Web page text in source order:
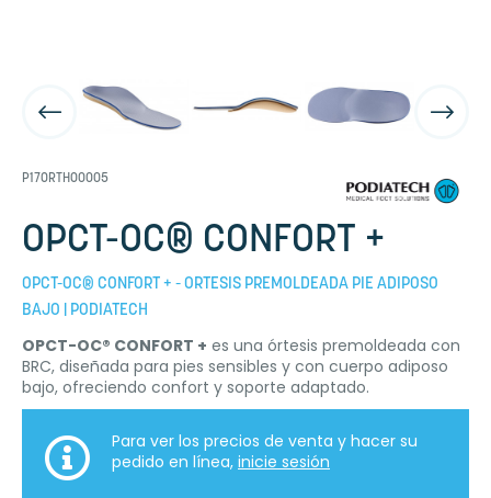
P17ORTHO0005
OPCT-OC® CONFORT +
OPCT-OC® CONFORT + - ORTESIS PREMOLDEADA PIE ADIPOSO
BAJO | PODIATECH
OPCT-OC® CONFORT + es una órtesis premoldeada con
BRC, diseñada para pies sensibles y con cuerpo adiposo
bajo, ofreciendo confort y soporte adaptado.
Para ver los precios de venta y hacer su
pedido en línea, inicie sesión